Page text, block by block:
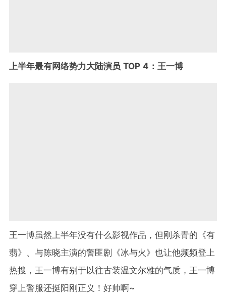
上半年最有网络势力大陆演员 TOP 4：王一博
王一博虽然上半年没有什么影视作品，但刚杀青的《有
翡》、与陈晓主演的警匪剧《冰与火》也让他频频登上
热搜，王一博有别于以往古装温文尔雅的气质，王一博
穿上警服还挺阳刚正义！好帅啊~